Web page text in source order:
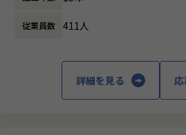
るための増員です。顧客の大半は大手企業と
■Mission：専門性と技
従業員数 411人
詳細を見る